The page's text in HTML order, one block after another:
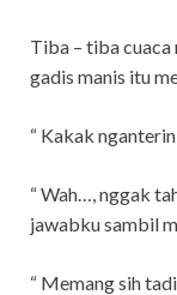
Tiba – tiba cuaca
gadis manis itu
“ Kakak nganterin
“ Wah…, nggak
jawabku sambil
“ Memang sih